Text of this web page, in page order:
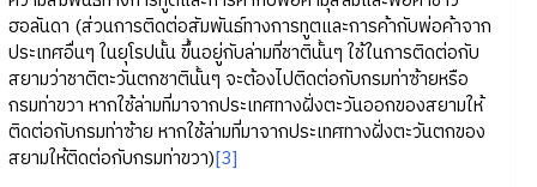
ฮอลันดา (ส่วนการติดต่อสัมพันธ์ทางการทูตและการค้ากับพ่อค้าจาก
ประเทศอื่นๆ ในยุโรปนั้น ขึ้นอยู่กับล่ามที่ชาตินั้นๆ ใช้ในการติดต่อกับ
สยามว่าชาติตะวันตกชาตินั้นๆ จะต้องไปติดต่อกับกรมท่าซ้ายหรือ
กรมท่าขวา หากใช้ล่ามที่มาจากประเทศทางฝั่งตะวันออกของสยามให้
ติดต่อกับกรมท่าซ้าย หากใช้ล่ามที่มาจากประเทศทางฝั่งตะวันตกของ
สยามให้ติดต่อกับกรมท่าขวา)[3]